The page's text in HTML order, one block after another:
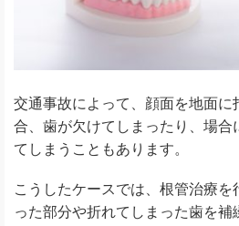
交通事故によって、顔面を地面に
合、歯が欠けてしまったり、場合
てしまうこともあります。
こうしたケースでは、根管治療を
った部分や折れてしまった歯を補